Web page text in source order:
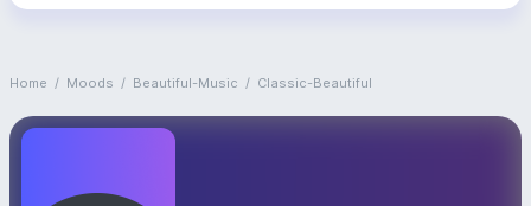
Home / Moods / Beautiful-Music / Classic-Beautiful